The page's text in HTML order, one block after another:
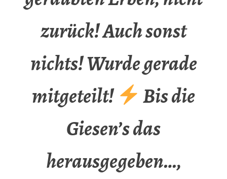
zurück! Auch sonst
nichts! Wurde gerade
mitgeteilt!
Bis die
Giesen’s das
herausgegeben…,